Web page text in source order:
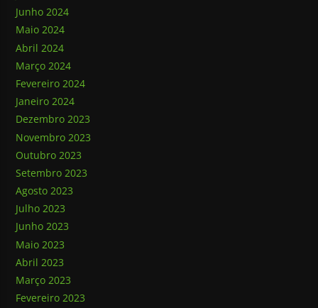
Junho 2024
Maio 2024
Abril 2024
Março 2024
Fevereiro 2024
Janeiro 2024
Dezembro 2023
Novembro 2023
Outubro 2023
Setembro 2023
Agosto 2023
Julho 2023
Junho 2023
Maio 2023
Abril 2023
Março 2023
Fevereiro 2023